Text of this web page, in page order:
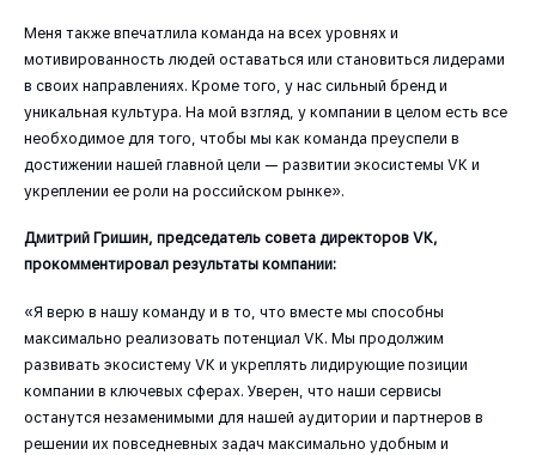
Меня также впечатлила команда на всех уровнях и
мотивированность людей оставаться или становиться лидерами
в своих направлениях. Кроме того, у нас сильный бренд и
уникальная культура. На мой взгляд, у компании в целом есть все
необходимое для того, чтобы мы как команда преуспели в
достижении нашей главной цели — развитии экосистемы VK и
укреплении ее роли на российском рынке».
Дмитрий Гришин, председатель совета директоров VK,
прокомментировал результаты компании:
«Я верю в нашу команду и в то, что вместе мы способны
максимально реализовать потенциал VK. Мы продолжим
развивать экосистему VK и укреплять лидирующие позиции
компании в ключевых сферах. Уверен, что наши сервисы
останутся незаменимыми для нашей аудитории и партнеров в
решении их повседневных задач максимально удобным и